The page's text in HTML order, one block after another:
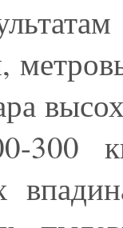
300